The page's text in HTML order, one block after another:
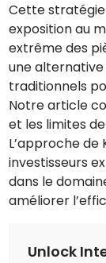
Cette
exposition au
extrême des
une
traditionnels
Notre article
et les limites
L’approche
investisseurs
dans le
améliorer
Unlock